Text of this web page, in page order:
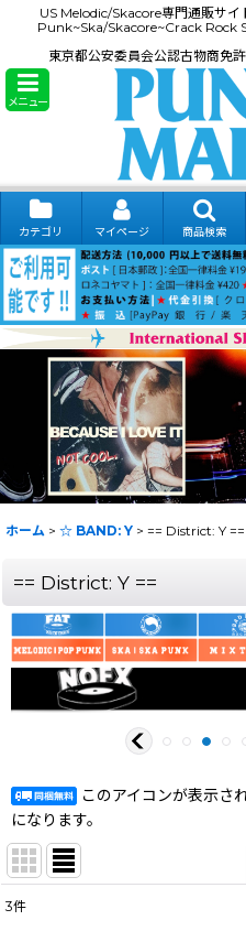
US Melodic/Skacore専門通販サ
Punk~Ska/Skacore~Crack Rock
東京都公安委員会公認古物商免
メニュー
カテゴリ マイページ 商品検索
ホーム > ☆ BAND: Y > == District: Y ==
== District: Y ==
このアイコンが表示さ
になります。
3件